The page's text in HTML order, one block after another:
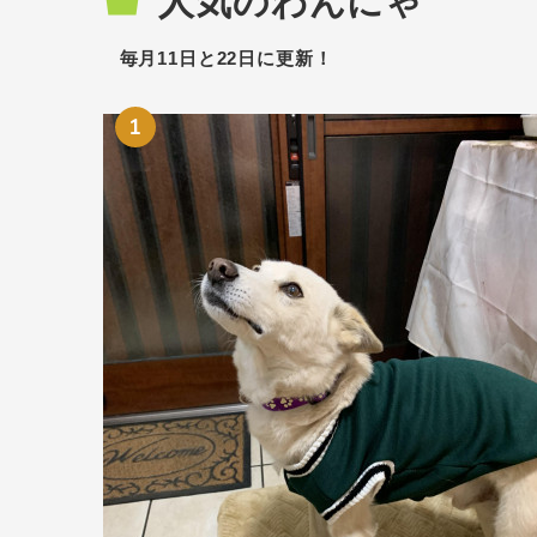
毎月11日と22日に更新！
1